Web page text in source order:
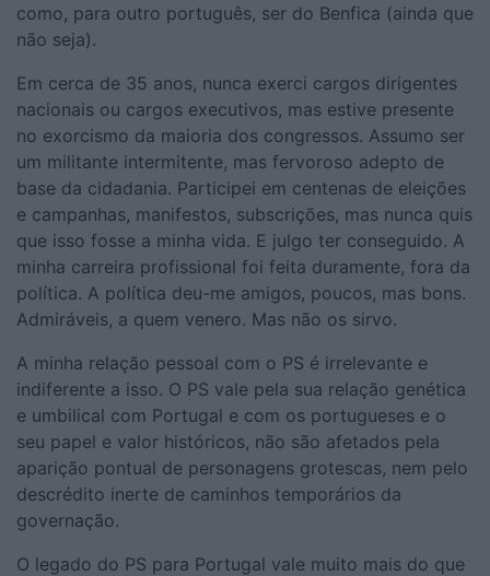
como, para outro português, ser do Benfica (ainda que
não seja).
Em cerca de 35 anos, nunca exerci cargos dirigentes
nacionais ou cargos executivos, mas estive presente
no exorcismo da maioria dos congressos. Assumo ser
um militante intermitente, mas fervoroso adepto de
base da cidadania. Participei em centenas de eleições
e campanhas, manifestos, subscrições, mas nunca quis
que isso fosse a minha vida. E julgo ter conseguido. A
minha carreira profissional foi feita duramente, fora da
política. A política deu-me amigos, poucos, mas bons.
Admiráveis, a quem venero. Mas não os sirvo.
A minha relação pessoal com o PS é irrelevante e
indiferente a isso. O PS vale pela sua relação genética
e umbilical com Portugal e com os portugueses e o
seu papel e valor históricos, não são afetados pela
aparição pontual de personagens grotescas, nem pelo
descrédito inerte de caminhos temporários da
governação.
O legado do PS para Portugal vale muito mais do que